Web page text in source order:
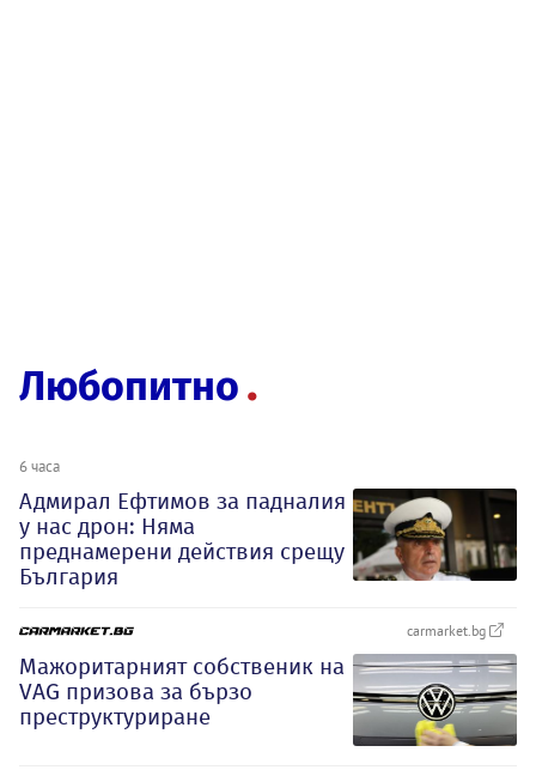
Любопитно
6 часа
Адмирал Ефтимов за падналия
у нас дрон: Няма
преднамерени действия срещу
България
carmarket.bg
Мажоритарният собственик на
VAG призова за бързо
преструктуриране